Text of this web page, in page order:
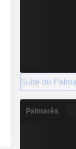
Suite du
Palmarès